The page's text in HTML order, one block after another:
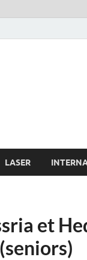
LASER
et